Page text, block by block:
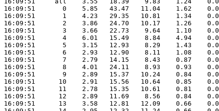
16:09:51       0    5.85   43.47   11.04    1.62
16:09:51       1    4.23   29.35   10.81    1.34
16:09:51       2    3.86   24.70   10.17    1.26
16:09:51       3    3.66   22.73    9.64    1.10
16:09:51       4    6.01   15.49    8.84    4.94
16:09:51       5    3.15   12.93    8.29    1.43
16:09:51       6    2.93   12.90    8.11    1.08
16:09:51       7    2.79   14.15    8.43    0.87
16:09:51       8    4.01   24.11    8.93    0.93
16:09:51       9    2.89   15.37   10.24    0.84
16:09:51      10    2.91   15.56   10.64    0.85
16:09:51      11    2.78   15.35   10.61    0.81
16:09:51      12    2.89   11.69    8.56    0.84
16:09:51      13    3.58   12.81   12.09    0.66